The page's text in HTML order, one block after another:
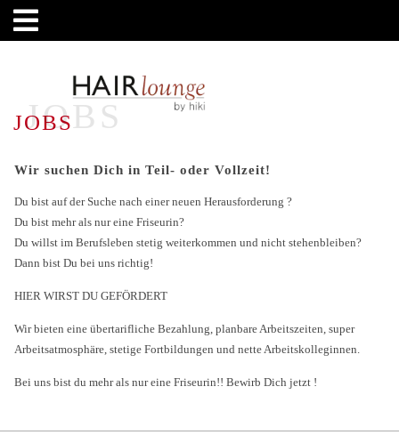
JOBS
JOBS
Wir suchen Dich in Teil- oder Vollzeit!
Du bist auf der Suche nach einer neuen Herausforderung ?
Du bist mehr als nur eine Friseurin?
Du willst im Berufsleben stetig weiterkommen und nicht stehenbleiben?
Dann bist Du bei uns richtig!
HIER WIRST DU GEFÖRDERT
Wir bieten eine übertarifliche Bezahlung, planbare Arbeitszeiten, super
Arbeitsatmosphäre, stetige Fortbildungen und nette Arbeitskolleginnen.
Bei uns bist du mehr als nur eine Friseurin!! Bewirb Dich jetzt !